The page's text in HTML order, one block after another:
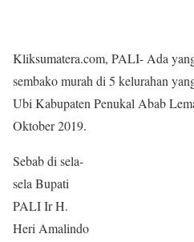
Kliksumatera.com, PALI- Ada
sembako murah di 5 kelurahan
Ubi Kabupaten Penukal Abab
Oktober 2019.
Sebab di sela-
sela Bupati
PALI Ir H.
Heri Amalindo